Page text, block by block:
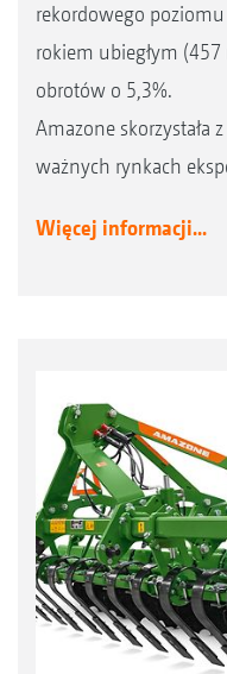
rekordowego
rokiem ubiegłym
obrotów o 5,3%.
Amazone skorzystała
ważnych rynkach
Więcej informacji...